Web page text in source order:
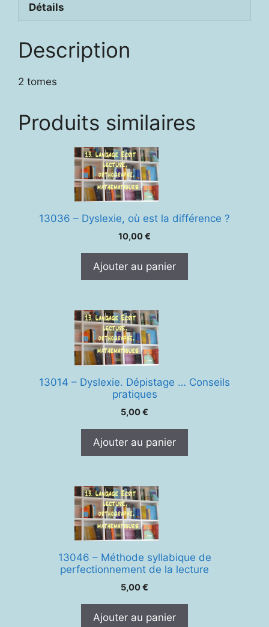
Détails
Description
2 tomes
Produits similaires
13036 – Dyslexie, où est la différence ?
10,00€
Ajouter au panier
13014 – Dyslexie. Dépistage … Conseils
pratiques
5,00€
Ajouter au panier
13046 – Méthode syllabique de
perfectionnement de la lecture
5,00€
Ajouter au panier